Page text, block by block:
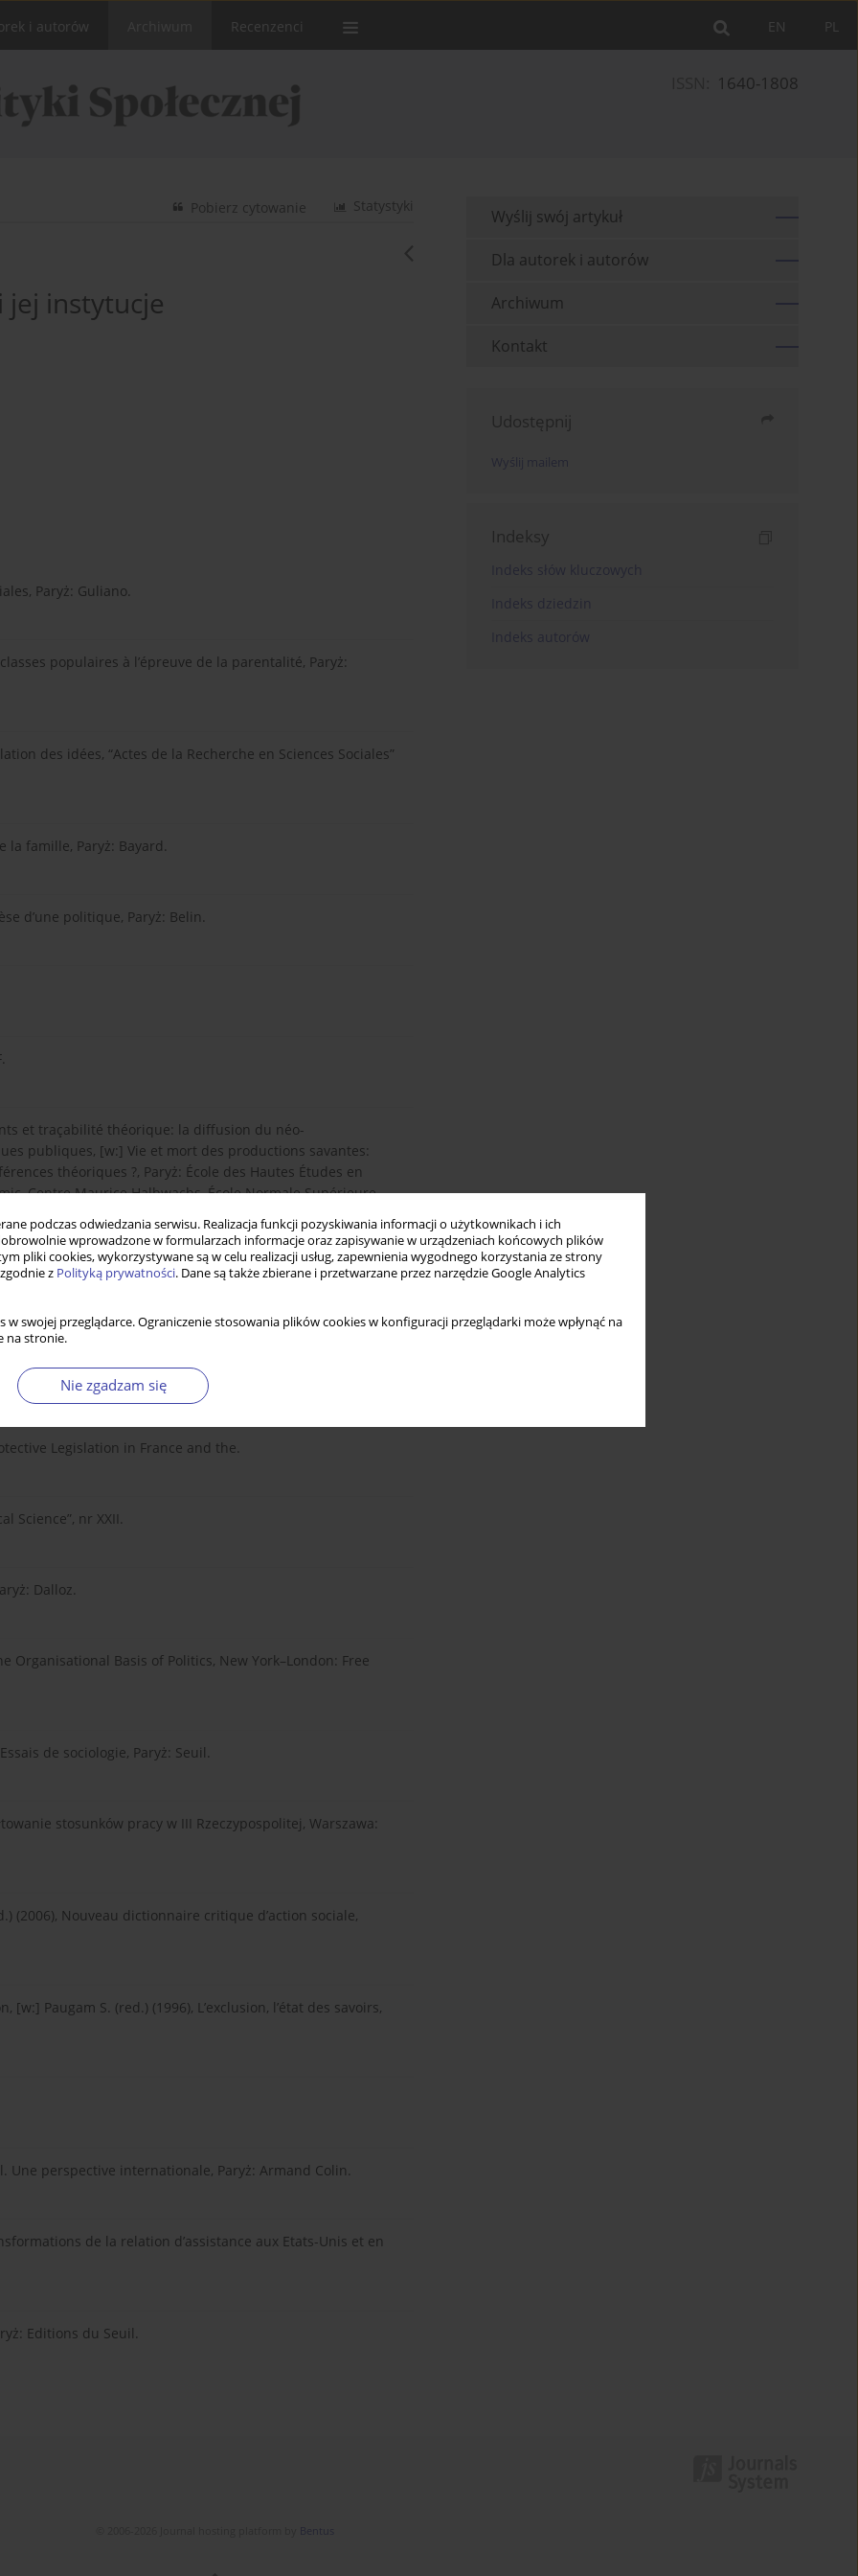
podczas odwiedzania serwisu. Realizacja funkcji pozyskiwania informacji o użytkownikach i ich
wprowadzone w formularzach informacje oraz zapisywanie w urządzeniach końcowych plików
pliki cookies, wykorzystywane są w celu realizacji usług, zapewnienia wygodnego korzystania ze strony
z Polityką prywatności. Dane są także zbierane i przetwarzane przez narzędzie Google Analytics
w swojej przeglądarce. Ograniczenie stosowania plików cookies w konfiguracji przeglądarki może wpłynąć na
na stronie.
Nie zgadzam się
PL
EN
i autorów Recenzenci
1640-1808
Statystyki
Pobierz cytowanie
jej instytucje
Paryż: Guliano.
populaires à l’épreuve de la parentalité, Paryż:
des idées, “Actes de la Recherche en Sciences Sociales”
la famille, Paryż: Bayard.
d’une politique, Paryż: Belin.
et traçabilité théorique: la diffusion du néo-
publiques, [w:] Vie et mort des productions savantes:
théoriques ?, Paryż: École des Hautes Études en
Centre Maurice Halbwachs, École Normale Supérieure.
à la Sécurité sociale, 1850–1940. Essai sur les origines de la
de Nancy.
in Western Europe, Cambridge: Cambridge
Legislation in France and the.
Science”, nr XXII.
Dalloz.
Organisational Basis of Politics, New York–London: Free
de sociologie, Paryż: Seuil.
stosunków pracy w III Rzeczypospolitej, Warszawa:
(2006), Nouveau dictionnaire critique d’action sociale,
[w:] Paugam S. (red.) (1996), L’exclusion, l’état des savoirs,
Une perspective internationale, Paryż: Armand Colin.
de la relation d’assistance aux Etats-Unis et en
Editions du Seuil.
Wyślij swój artykuł
Dla autorek i autorów
Archiwum
Kontakt
Udostępnij
Wyślij mailem
Indeksy
Indeks słów kluczowych
Indeks dziedzin
Indeks autorów
Bentus